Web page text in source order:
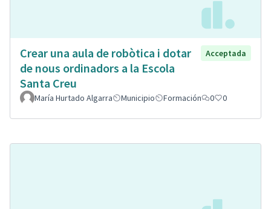
Crear una aula de robòtica i dotar
de nous ordinadors a la Escola
Santa Creu
Acceptada
María Hurtado Algarra Municipio Formación 0 0